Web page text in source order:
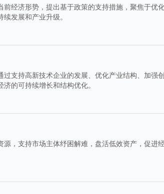
经济形势，提出基于政策的支持措施，聚焦于优
发展和产业升级。
支持高新技术企业的发展、优化产业结构、加强
的可持续增长和结构优化。
，支持市场主体纾困解难，盘活低效资产，促进